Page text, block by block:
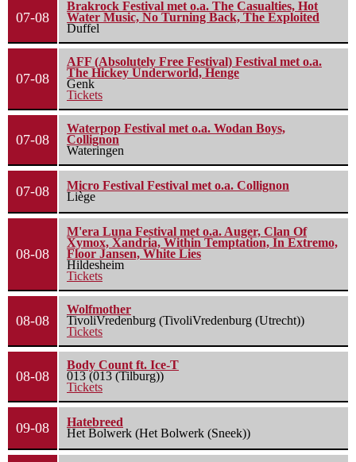
07-08
Brakrock Festival met o.a. The Casualties, Hot
Water Music, No Turning Back, The Exploited
Duffel
07-08
AFF (Absolutely Free Festival) Festival met o.a.
The Hickey Underworld, Henge
Genk
Tickets
07-08
Waterpop Festival met o.a. Wodan Boys,
Collignon
Wateringen
07-08
Micro Festival Festival met o.a. Collignon
Liège
08-08
M'era Luna Festival met o.a. Auger, Clan Of
Xymox, Xandria, Within Temptation, In Extremo,
Floor Jansen, White Lies
Hildesheim
Tickets
08-08
Wolfmother
TivoliVredenburg (TivoliVredenburg (Utrecht))
Tickets
08-08
Body Count ft. Ice-T
013 (013 (Tilburg))
Tickets
09-08
Hatebreed
Het Bolwerk (Het Bolwerk (Sneek))